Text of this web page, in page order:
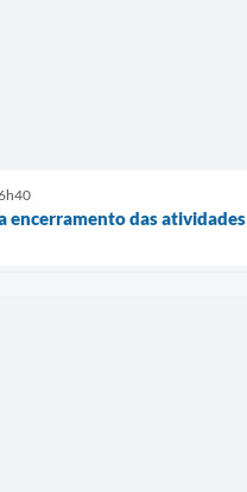
encerramento das atividades